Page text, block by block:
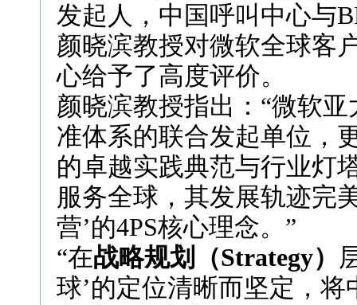
发起人，中国呼叫中心与
颜晓滨教授对微软全球客
心给予了高度评价。
颜晓滨教授指出：“微软
准体系的联合发起单位，
的卓越实践典范与行业灯
服务全球，其发展轨迹完
营’的4PS核心理念。”
“在战略规划（Strategy）
球’的定位清晰而坚定，